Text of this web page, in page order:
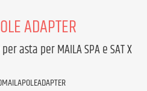
ADAPTER
asta per MAILA SPA e SAT X